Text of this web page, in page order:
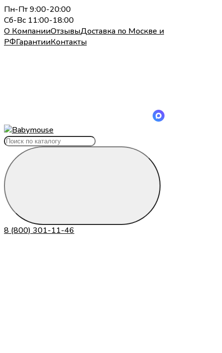
Пн-Пт 9:00-20:00
Сб-Вс 11:00-18:00
О КомпанииОтзывыДоставка по Москве и
РФГарантииКонтакты
8 (800) 301-11-46